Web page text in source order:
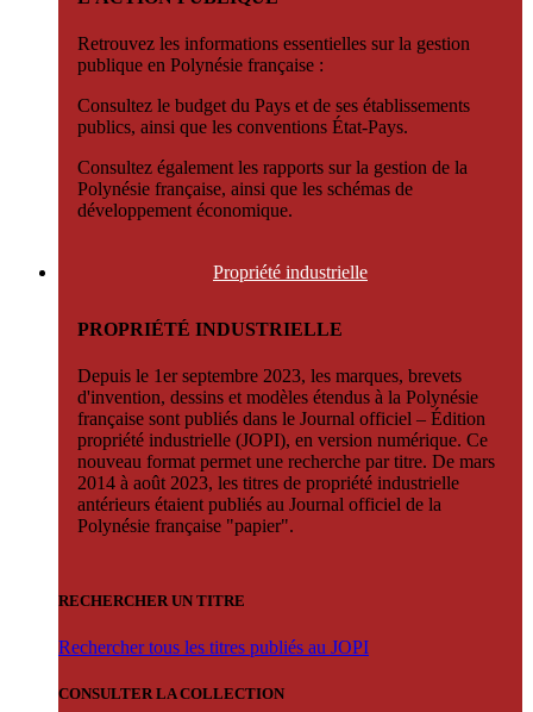
Retrouvez les informations essentielles sur la gestion
publique en Polynésie française :
Consultez le budget du Pays et de ses établissements
publics, ainsi que les conventions État-Pays.
Consultez également les rapports sur la gestion de la
Polynésie française, ainsi que les schémas de
développement économique.
Propriété industrielle
PROPRIÉTÉ INDUSTRIELLE
Depuis le 1er septembre 2023, les marques, brevets
d'invention, dessins et modèles étendus à la Polynésie
française sont publiés dans le Journal officiel – Édition
propriété industrielle (JOPI), en version numérique. Ce
nouveau format permet une recherche par titre. De mars
2014 à août 2023, les titres de propriété industrielle
antérieurs étaient publiés au Journal officiel de la
Polynésie française "papier".
RECHERCHER UN TITRE
Rechercher tous les titres publiés au JOPI
CONSULTER LA COLLECTION